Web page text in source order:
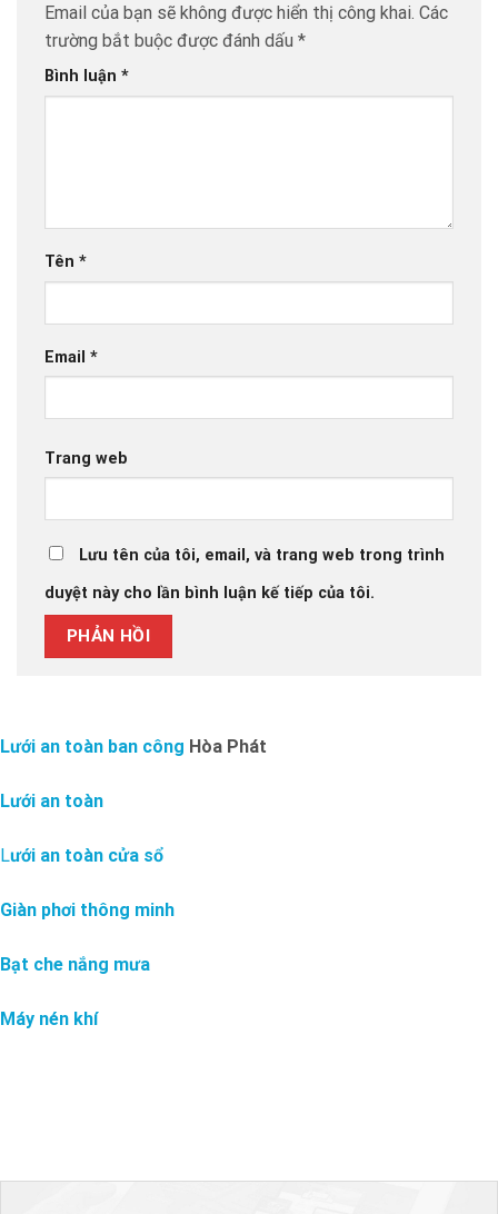
Email của bạn sẽ không được hiển thị công khai. Các
trường bắt buộc được đánh dấu *
Bình luận *
Tên *
Email *
Trang web
Lưu tên của tôi, email, và trang web trong trình
duyệt này cho lần bình luận kế tiếp của tôi.
Lưới an toàn ban công Hòa Phát
Lưới an toàn
Lưới an toàn cửa sổ
Giàn phơi thông minh
Bạt che nắng mưa
Máy nén khí